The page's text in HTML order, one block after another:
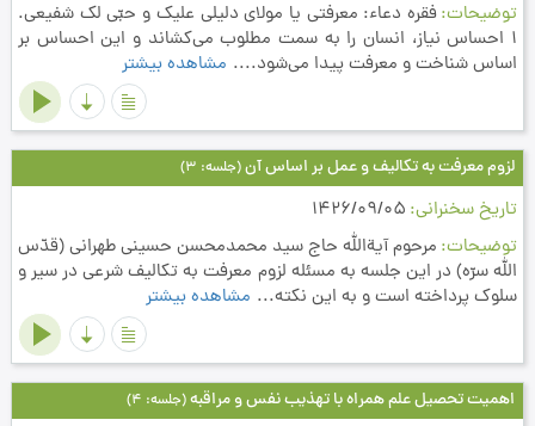
توضیحات فقره دعاء: معرفتي يا مولاي دليلي عليك و حبّي لك شفيعي.
1 احساس نياز، انسان را به سمت مطلوب مي‌كشاند و اين احساس بر
اساس شناخت و معرفت پيدا مي‌شود.... مشاهده بیشتر
لزوم معرفت به تکالیف و عمل بر اساس آن(جلسه: 3)
تاریخ سخنرانی 1426/09/05
توضیحات مرحوم آیةالله حاج سید محمدمحسن حسینی طهرانی (قدّس
الله سرّه) در این جلسه به مسئله لزوم معرفت به تکالیف شرعی در سیر و
سلوک پرداخته است و به این نکته... مشاهده بیشتر
اهمیت تحصیل علم همراه با تهذیب نفس و مراقبه(جلسه: 4)